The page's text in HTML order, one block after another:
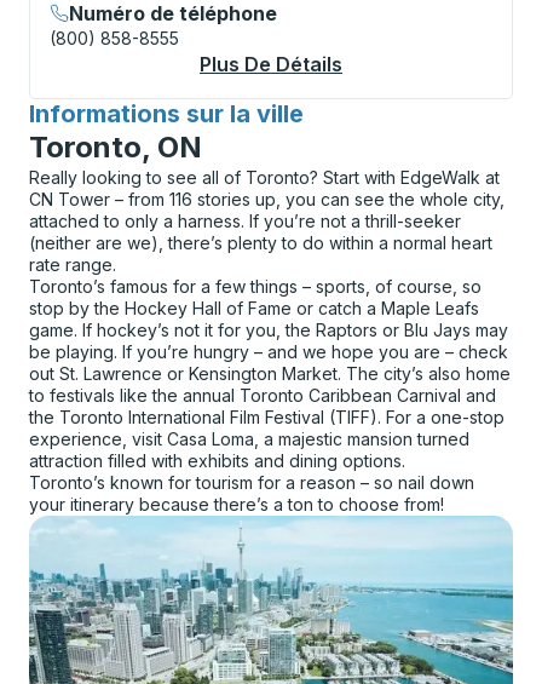
Numéro de téléphone
(800) 858-8555
Plus De Détails
Informations sur la ville
pour
Toronto, ON
Really looking to see all of Toronto? Start with EdgeWalk at
CN Tower – from 116 stories up, you can see the whole city,
attached to only a harness. If you’re not a thrill-seeker
(neither are we), there’s plenty to do within a normal heart
rate range.
Toronto’s famous for a few things – sports, of course, so
stop by the Hockey Hall of Fame or catch a Maple Leafs
game. If hockey’s not it for you, the Raptors or Blu Jays may
be playing. If you’re hungry – and we hope you are – check
out St. Lawrence or Kensington Market. The city’s also home
to festivals like the annual Toronto Caribbean Carnival and
the Toronto International Film Festival (TIFF). For a one-stop
experience, visit Casa Loma, a majestic mansion turned
attraction filled with exhibits and dining options.
Toronto’s known for tourism for a reason – so nail down
your itinerary because there’s a ton to choose from!